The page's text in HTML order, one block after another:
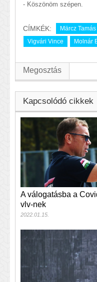
- Köszönöm szépen.
CÍMKÉK: Märcz Tamás
Vigvári Vince
Molnár
Megosztás
Kapcsolódó cikkek
A válogatásba a
vlv-nek
2022.01.15.